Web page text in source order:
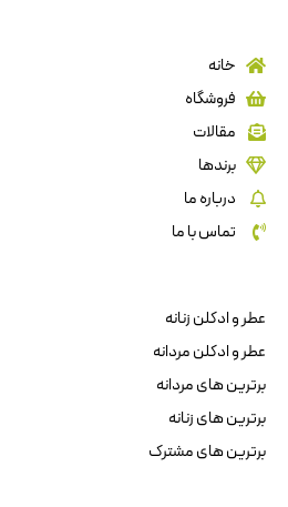
خانه
فروشگاه
مقالات
برندها
درباره ما
تماس با ما
عطر و ادکلن زنانه
عطر و ادکلن مردانه
برترین های مردانه
برترین های زنانه
برترین های مشترک